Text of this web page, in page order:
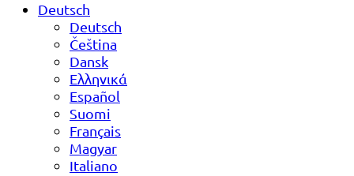
Deutsch
Deutsch
Čeština
Dansk
Ελληνικά
Español
Suomi
Français
Magyar
Italiano